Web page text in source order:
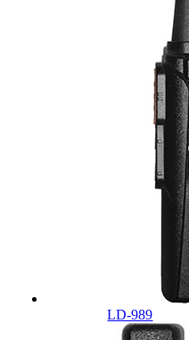
LD-989